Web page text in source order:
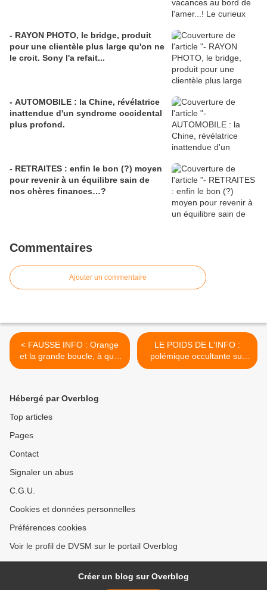
- RAYON PHOTO, le bridge, produit
pour une clientèle plus large qu'on ne
le croit. Sony l'a refait...
- AUTOMOBILE : la Chine, révélatrice
inattendue d'un syndrome occidental
plus profond.
- RETRAITES : enfin le bon (?) moyen
pour revenir à un équilibre sain de
nos chères finances…?
Commentaires
Ajouter un commentaire
< FAUSSE INFO : Orange
et la grande boucle, à quoi
peut bien servir de se vieillir
LE POIDS DE L'INFO :
polémique occultante sur
les batteries des
Hébergé par Overblog
Top articles
Pages
Contact
Signaler un abus
C.G.U.
Cookies et données personnelles
Préférences cookies
Voir le profil de DVSM sur le portail Overblog
Créer un blog sur Overblog